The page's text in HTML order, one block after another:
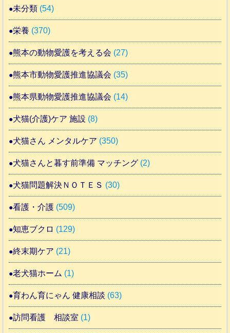
未分類 (54)
栄養 (370)
熊本の動物愛護を考える会 (27)
熊本市動物愛護推進協議会 (35)
熊本県動物愛護推進協議会 (14)
犬猫(介護)ケア 施設 (8)
犬猫さん メンタルケア (350)
犬猫さんと暮す前準備 マッチング (2)
犬猫問題解決ＮＯＴＥＳ (30)
看護・介護 (509)
知恵ブクロ (129)
終末期ケア (21)
老犬猫ホーム (1)
育わん育にゃん 健康相談 (63)
訪問看護 相談室 (1)